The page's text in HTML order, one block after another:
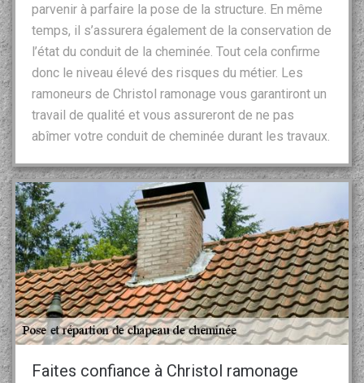
parvenir à parfaire la pose de la structure. En même
temps, il s’assurera également de la conservation de
l’état du conduit de la cheminée. Tout cela confirme
donc le niveau élevé des risques du métier. Les
ramoneurs de Christol ramonage vous garantiront un
travail de qualité et vous assureront de ne pas
abîmer votre conduit de cheminée durant les travaux.
Faites confiance à Christol ramonage